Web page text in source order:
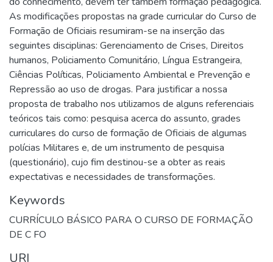
As modificações propostas na grade curricular do Curso de
Formação de Oficiais resumiram-se na inserção das
seguintes disciplinas: Gerenciamento de Crises, Direitos
humanos, Policiamento Comunitário, Língua Estrangeira,
Ciências Políticas, Policiamento Ambiental e Prevenção e
Repressão ao uso de drogas. Para justificar a nossa
proposta de trabalho nos utilizamos de alguns referenciais
teóricos tais como: pesquisa acerca do assunto, grades
curriculares do curso de formação de Oficiais de algumas
polícias Militares e, de um instrumento de pesquisa
(questionário), cujo fim destinou-se a obter as reais
expectativas e necessidades de transformações.
Keywords
CURRÍCULO BÁSICO PARA O CURSO DE FORMAÇÃO
DE C FO
URI